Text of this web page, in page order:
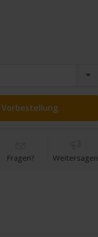
Vorbestellung
Fragen? Weitersagen